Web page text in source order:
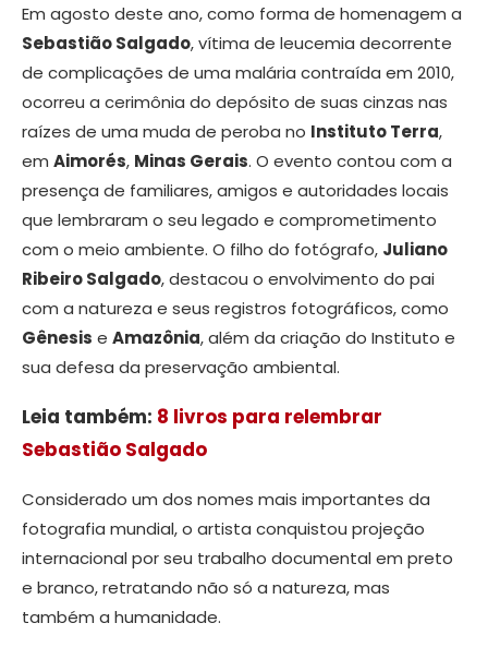
Em agosto deste ano, como forma de homenagem a
Sebastião Salgado, vítima de leucemia decorrente
de complicações de uma malária contraída em 2010,
ocorreu a cerimônia do depósito de suas cinzas nas
raízes de uma muda de peroba no Instituto Terra,
em Aimorés, Minas Gerais. O evento contou com a
presença de familiares, amigos e autoridades locais
que lembraram o seu legado e comprometimento
com o meio ambiente. O filho do fotógrafo, Juliano
Ribeiro Salgado, destacou o envolvimento do pai
com a natureza e seus registros fotográficos, como
Gênesis e Amazônia, além da criação do Instituto e
sua defesa da preservação ambiental.
Leia também: 8 livros para relembrar
Sebastião Salgado
Considerado um dos nomes mais importantes da
fotografia mundial, o artista conquistou projeção
internacional por seu trabalho documental em preto
e branco, retratando não só a natureza, mas
também a humanidade.